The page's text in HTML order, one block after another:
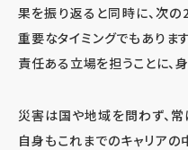
果を振り返ると同時に、次
重要なタイミングでもありま
責任ある立場を担うことに、
災害は国や地域を問わず、
自身もこれまでのキャリア